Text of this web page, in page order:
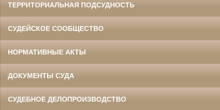
ТЕРРИТОРИАЛЬНАЯ ПОДСУДНОСТЬ
СУДЕЙСКОЕ СООБЩЕСТВО
НОРМАТИВНЫЕ АКТЫ
ДОКУМЕНТЫ СУДА
СУДЕБНОЕ ДЕЛОПРОИЗВОДСТВО